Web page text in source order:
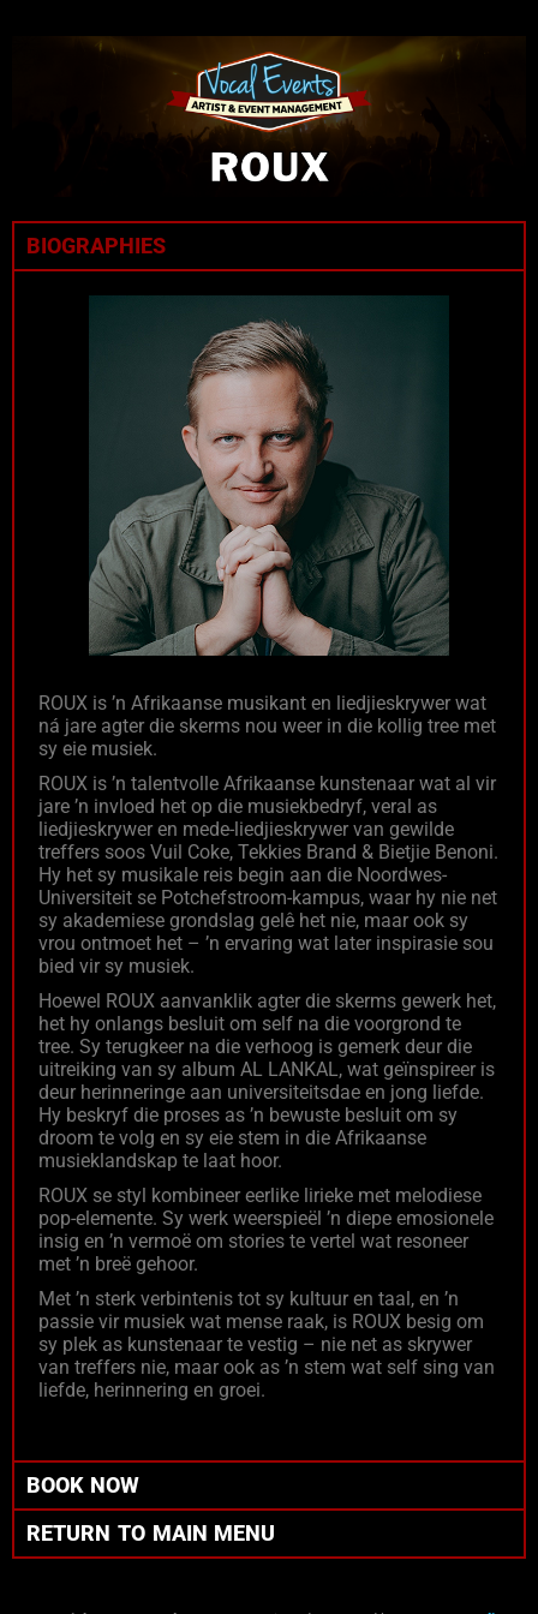
BIOGRAPHIES
ROUX is ’n Afrikaanse musikant en liedjieskrywer wat
ná jare agter die skerms nou weer in die kollig tree met
sy eie musiek.
ROUX is ’n talentvolle Afrikaanse kunstenaar wat al vir
jare ’n invloed het op die musiekbedryf, veral as
liedjieskrywer en mede-liedjieskrywer van gewilde
treffers soos Vuil Coke, Tekkies Brand & Bietjie Benoni.
Hy het sy musikale reis begin aan die Noordwes-
Universiteit se Potchefstroom-kampus, waar hy nie net
sy akademiese grondslag gelê het nie, maar ook sy
vrou ontmoet het – ’n ervaring wat later inspirasie sou
bied vir sy musiek.
Hoewel ROUX aanvanklik agter die skerms gewerk het,
het hy onlangs besluit om self na die voorgrond te
tree. Sy terugkeer na die verhoog is gemerk deur die
uitreiking van sy album AL LANKAL, wat geïnspireer is
deur herinneringe aan universiteitsdae en jong liefde.
Hy beskryf die proses as ’n bewuste besluit om sy
droom te volg en sy eie stem in die Afrikaanse
musieklandskap te laat hoor.
ROUX se styl kombineer eerlike lirieke met melodiese
pop-elemente. Sy werk weerspieël ’n diepe emosionele
insig en ’n vermoë om stories te vertel wat resoneer
met ’n breë gehoor.
Met ’n sterk verbintenis tot sy kultuur en taal, en ’n
passie vir musiek wat mense raak, is ROUX besig om
sy plek as kunstenaar te vestig – nie net as skrywer
van treffers nie, maar ook as ’n stem wat self sing van
liefde, herinnering en groei.
BOOK NOW
RETURN TO MAIN MENU